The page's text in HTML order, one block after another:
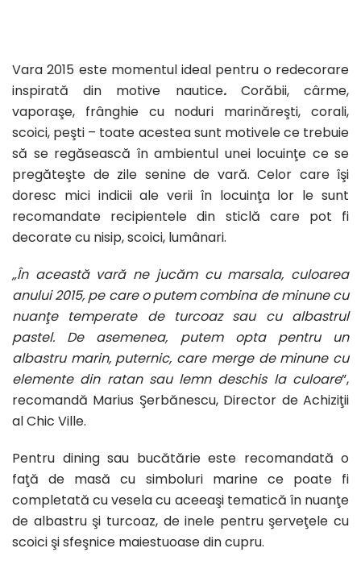
Vara 2015 este momentul ideal pentru o redecorare
inspirată din motive nautice.Corăbii, cârme,
vaporaşe, frânghie cu noduri marinăreşti, corali,
scoici, peşti – toate acestea sunt motivele ce trebuie
să se regăsească în ambientul unei locuinţe ce se
pregăteşte de zile senine de vară. Celor care îşi
doresc mici indicii ale verii în locuinţa lor le sunt
recomandate recipientele din sticlă care pot fi
decorate cu nisip, scoici, lumânari.
„În această vară ne jucăm cu marsala, culoarea
anului 2015, pe care o putem combina de minune cu
nuanţe temperate de turcoaz sau cu albastrul
pastel. De asemenea, putem opta pentru un
albastru marin, puternic, care merge de minune cu
elemente din ratan sau lemn deschis la culoare”,
recomandă Marius Şerbănescu, Director de Achiziţii
al Chic Ville.
Pentru dining sau bucătărie este recomandată o
faţă de masă cu simboluri marine ce poate fi
completată cu vesela cu aceeaşi tematică în nuanţe
de albastru şi turcoaz, de inele pentru şerveţele cu
scoici şi sfeşnice maiestuoase din cupru.